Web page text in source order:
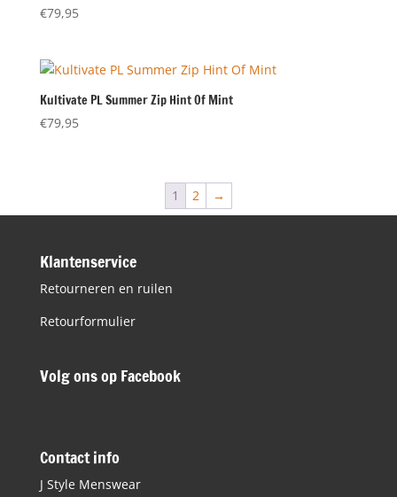
€79,95
Kultivate PL Summer Zip Hint Of Mint
€79,95
1 2 →
Klantenservice
Retourneren en ruilen
Retourformulier
Volg ons op Facebook
Contact info
J Style Menswear